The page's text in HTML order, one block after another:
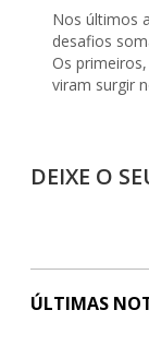
Nos últimos
desafios
Os
viram surgir
DEIXE O
ÚLTIMAS